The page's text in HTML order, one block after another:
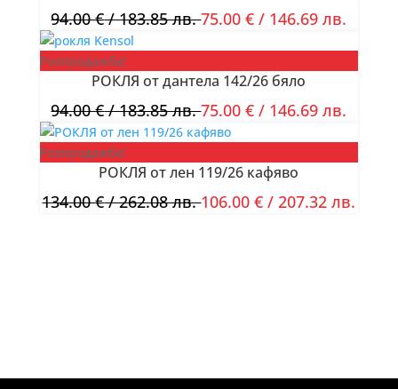
94.00€/ 183.85 лв.75.00€ / 146.69 лв.
Разпродажба!
РОКЛЯ от дантела 142/26 бяло
94.00€/ 183.85 лв.75.00€ / 146.69 лв.
Разпродажба!
РОКЛЯ от лен 119/26 кафяво
134.00€/ 262.08 лв.106.00€ / 207.32 лв.